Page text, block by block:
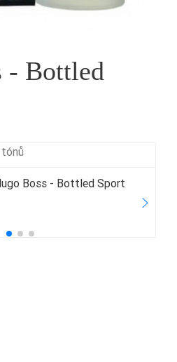
- Bottled
Boss - Bottled Sport